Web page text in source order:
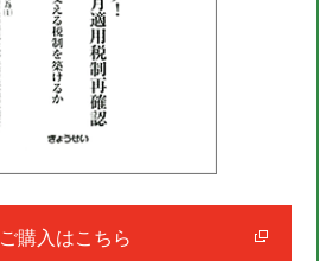
ご購入はこちら